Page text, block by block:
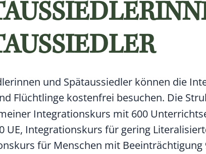
und Spätaussiedler können die
Flüchtlinge kostenfrei besuchen. Die
Integrationskurs mit 600
UE, Integrationskurs für gering
für Menschen mit Beeinträchtigung